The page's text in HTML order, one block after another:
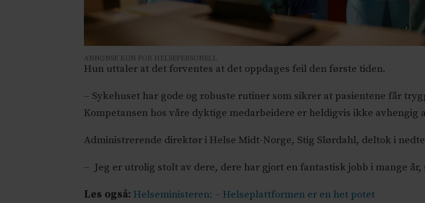
ANNONSE KUN FOR HELSEPERSONELL
Hun uttaler at det forventes at det oppdages feil den første tiden.
– Sykehuset har gode og robuste rutiner som sikrer at pasientene får
Kompetansen hos våre dyktige medarbeidere er heldigvis ikke avhengig
Administrerende direktør i Helse Midt-Norge, Stig Slørdahl, deltok i
– Jeg er utrolig stolt av dere, dere har gjort en fantastisk jobb i mange
Les også: Helseministeren: – Helseplattformen er en het potet